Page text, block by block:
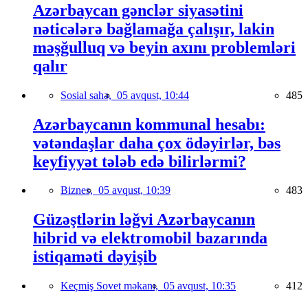
Azərbaycan gənclər siyasətini
nəticələrə bağlamağa çalışır, lakin
məşğulluq və beyin axını problemləri
qalır
Sosial sahə, 05 avqust, 10:44 485
Azərbaycanın kommunal hesabı:
vətəndaşlar daha çox ödəyirlər, bəs
keyfiyyət tələb edə bilirlərmi?
Biznes, 05 avqust, 10:39 483
Güzəştlərin ləğvi Azərbaycanın
hibrid və elektromobil bazarında
istiqaməti dəyişib
Keçmiş Sovet məkanı, 05 avqust, 10:35 412